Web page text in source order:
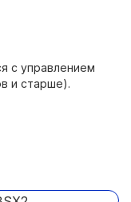
с управлением
и старше).